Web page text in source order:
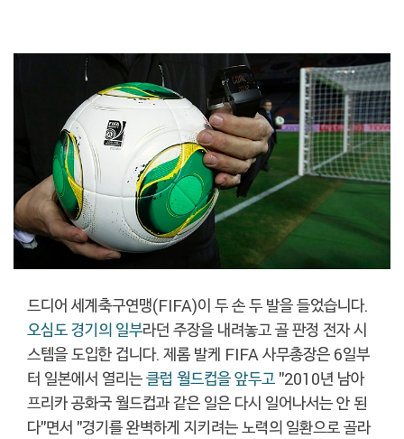
드디어 세계축구연맹(FIFA)이 두 손 두 발을 들었습니다.
오심도 경기의 일부라던 주장을 내려놓고 골 판정 전자 시
스템을 도입한 겁니다. 제롬 발케 FIFA 사무총장은 6일부
터 일본에서 열리는클럽 월드컵을 앞두고 "2010년 남아
프리카 공화국 월드컵과 같은 일은 다시 일어나서는 안 된
다"면서 "경기를 완벽하게 지키려는 노력의 일환으로 골라